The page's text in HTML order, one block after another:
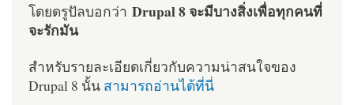
โดยดรูปัลบอกว่า Drupal 8 จะมีบางสิ่งเพื่อทุกคนที่
จะรักมัน
สำหรับรายละเอียดเกี่ยวกับความน่าสนใจของ
Drupal 8 นั้น สามารถอ่านได้ที่นี่